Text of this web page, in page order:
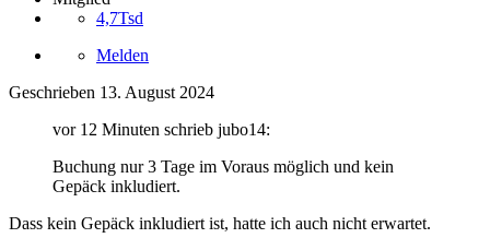
4,7Tsd
Melden
Geschrieben 13. August 2024
vor 12 Minuten schrieb jubo14:
Buchung nur 3 Tage im Voraus möglich und kein
Gepäck inkludiert.
Dass kein Gepäck inkludiert ist, hatte ich auch nicht erwartet.